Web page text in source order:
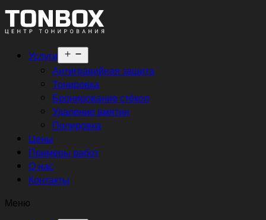
Услуги
меню
Антигравийная защита
Тонировка
Бронирование стёкол
Удаление вмятин
Полировка
Цены
Примеры работ
О нас
Контакты
Меню